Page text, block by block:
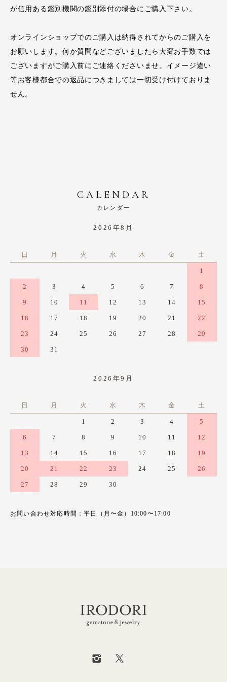
が信用ある鑑別機関の鑑別添付の場合にご購入下さい。
オンラインショップでのご購入は納得されてからのご購入を
お願いします。何か質問などございましたら大変お手数では
ございますがご購入前にご連絡くださいませ。イメージ違い
等お客様都合での返品につきましては一切受け付けておりま
せん。
CALENDAR
カレンダー
2026年8月
日 月 火 水 木 金 土
1
2 3 4 5 6 7 8
9 10 11 12 13 14 15
16 17 18 19 20 21 22
23 24 25 26 27 28 29
30 31
2026年9月
日 月 火 水 木 金 土
1 2 3 4 5
6 7 8 9 10 11 12
13 14 15 16 17 18 19
20 21 22 23 24 25 26
27 28 29 30
お問い合わせ対応時間：平日（月〜金）10:00〜17:00